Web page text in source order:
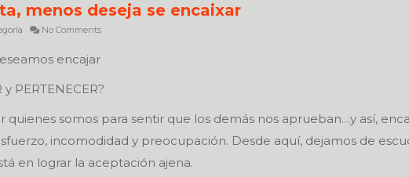
menos deseja se encaixar
No Comments
encajar
PERTENECER?
quienes somos para sentir que los demás nos aprueban…y así,
incomodidad y preocupación. Desde aquí, dejamos de
en lograr la aceptación ajena.